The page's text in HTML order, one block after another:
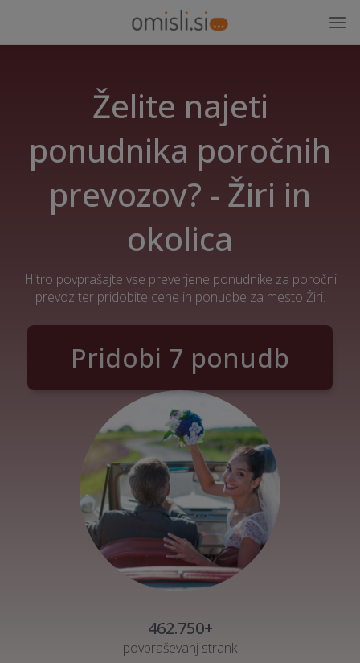
Želite najeti
ponudnika poročnih
prevozov? - Žiri in
okolica
Hitro povprašajte vse preverjene ponudnike za poročni
prevoz ter pridobite cene in ponudbe za mesto Žiri.
Pridobi 7 ponudb
462.750+
povpraševanj strank